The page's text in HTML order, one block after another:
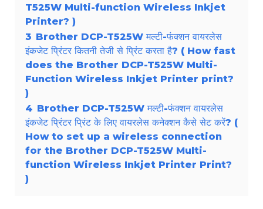
T525W Multi-function Wireless Inkjet
Printer? )
3 Brother DCP-T525W मल्टी-फंक्शन वायरलेस
इंकजेट प्रिंटर कितनी तेजी से प्रिंट करता है? ( How fast
does the Brother DCP-T525W Multi-
Function Wireless Inkjet Printer print?
)
4 Brother DCP-T525W मल्टी-फंक्शन वायरलेस
इंकजेट प्रिंटर प्रिंट के लिए वायरलेस कनेक्शन कैसे सेट करें? (
How to set up a wireless connection
for the Brother DCP-T525W Multi-
function Wireless Inkjet Printer Print?
)